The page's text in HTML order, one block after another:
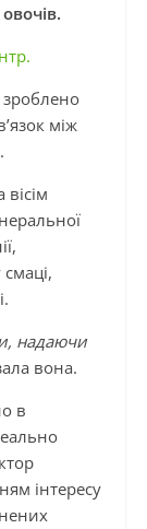
зроблено
між
надаючи
вона.
в
інтересу